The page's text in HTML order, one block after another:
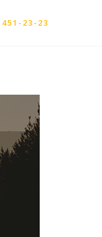
23-23